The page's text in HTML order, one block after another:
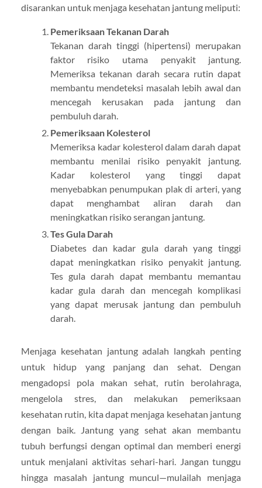
disarankan untuk menjaga kesehatan jantung meliputi:
Pemeriksaan Tekanan Darah
Tekanan darah tinggi (hipertensi) merupakan
faktor risiko utama penyakit jantung.
Memeriksa tekanan darah secara rutin dapat
membantu mendeteksi masalah lebih awal dan
mencegah kerusakan pada jantung dan
pembuluh darah.
Pemeriksaan Kolesterol
Memeriksa kadar kolesterol dalam darah dapat
membantu menilai risiko penyakit jantung.
Kadar kolesterol yang tinggi dapat
menyebabkan penumpukan plak di arteri, yang
dapat menghambat aliran darah dan
meningkatkan risiko serangan jantung.
Tes Gula Darah
Diabetes dan kadar gula darah yang tinggi
dapat meningkatkan risiko penyakit jantung.
Tes gula darah dapat membantu memantau
kadar gula darah dan mencegah komplikasi
yang dapat merusak jantung dan pembuluh
darah.
Menjaga kesehatan jantung adalah langkah penting
untuk hidup yang panjang dan sehat. Dengan
mengadopsi pola makan sehat, rutin berolahraga,
mengelola stres, dan melakukan pemeriksaan
kesehatan rutin, kita dapat menjaga kesehatan jantung
dengan baik. Jantung yang sehat akan membantu
tubuh berfungsi dengan optimal dan memberi energi
untuk menjalani aktivitas sehari-hari. Jangan tunggu
hingga masalah jantung muncul—mulailah menjaga